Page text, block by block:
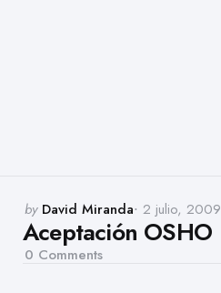
Posted
by
by David Miranda 2 julio, 2009
Aceptación OSHO
0 Comments